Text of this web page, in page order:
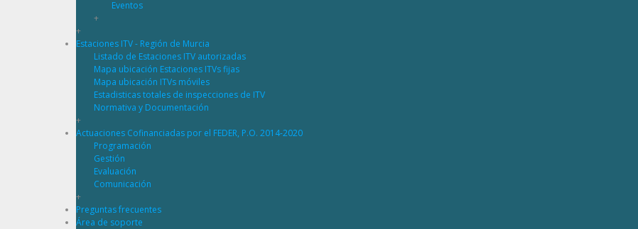
Eventos
+
+
Estaciones ITV - Región de Murcia
Listado de Estaciones ITV autorizadas
Mapa ubicación Estaciones ITVs fijas
Mapa ubicación ITVs móviles
Estadisticas totales de inspecciones de ITV
Normativa y Documentación
+
Actuaciones Cofinanciadas por el FEDER, P.O. 2014-2020
Programación
Gestión
Evaluación
Comunicación
+
Preguntas frecuentes
Área de soporte